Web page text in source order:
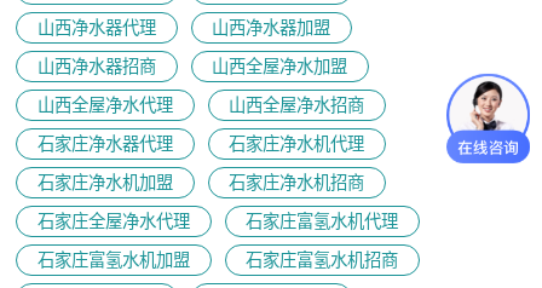
山西净水器代理
山西净水器加盟
山西净水器招商
山西全屋净水加盟
山西全屋净水代理
山西全屋净水招商
石家庄净水器代理
石家庄净水机代理
石家庄净水机加盟
石家庄净水机招商
石家庄全屋净水代理
石家庄富氢水机代理
石家庄富氢水机加盟
石家庄富氢水机招商